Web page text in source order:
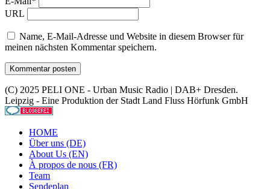
URL
Name, E-Mail-Adresse und Website in diesem Browser für
meinen nächsten Kommentar speichern.
(C) 2025 PELI ONE - Urban Music Radio | DAB+ Dresden.
Leipzig - Eine Produktion der Stadt Land Fluss Hörfunk GmbH
HOME
Über uns (DE)
About Us (EN)
À propos de nous (FR)
Team
Sendeplan